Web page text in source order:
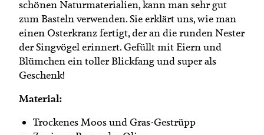
schönen Naturmaterialien, kann man sehr gut
zum Basteln verwenden. Sie erklärt uns, wie man
einen Osterkranz fertigt, der an die runden Nester
der Singvögel erinnert. Gefüllt mit Eiern und
Blümchen ein toller Blickfang und super als
Geschenk!
Material:
Trockenes Moos und Gras-Gestrüpp